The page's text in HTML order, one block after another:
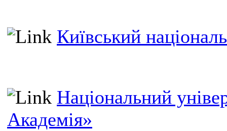
Київський
Національний
Академія»